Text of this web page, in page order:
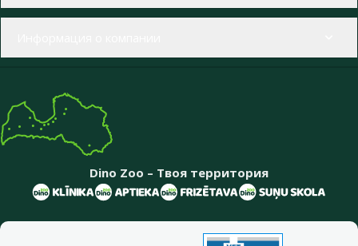
Dino Zoo – Твоя территория